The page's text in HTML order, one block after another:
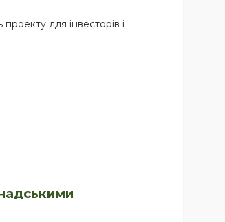
для інвесторів і